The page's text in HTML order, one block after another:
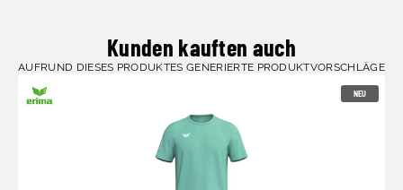
Kunden kauften auch
AUFRUND DIESES PRODUKTES GENERIERTE PRODUKTVORSCHLÄGE
NEU